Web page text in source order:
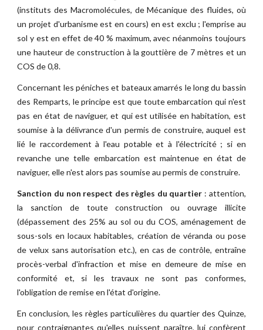
(instituts des Macromolécules, de Mécanique des fluides, où
un projet d'urbanisme est en cours) en est exclu ; l'emprise au
sol y est en effet de 40 % maximum, avec néanmoins toujours
une hauteur de construction à la gouttière de 7 mètres et un
COS de 0,8.
Concernant les péniches et bateaux amarrés le long du bassin
des Remparts, le principe est que toute embarcation qui n'est
pas en état de naviguer, et qui est utilisée en habitation, est
soumise à la délivrance d'un permis de construire, auquel est
lié le raccordement à l'eau potable et à l'électricité ; si en
revanche une telle embarcation est maintenue en état de
naviguer, elle n'est alors pas soumise au permis de construire.
Sanction du non respect des règles du quartier : attention,
la sanction de toute construction ou ouvrage illicite
(dépassement des 25% au sol ou du COS, aménagement de
sous-sols en locaux habitables, création de véranda ou pose
de velux sans autorisation etc.), en cas de contrôle, entraîne
procès-verbal d'infraction et mise en demeure de mise en
conformité et, si les travaux ne sont pas conformes,
l'obligation de remise en l'état d'origine.
En conclusion, les règles particulières du quartier des Quinze,
pour contraignantes qu'elles puissent paraître, lui confèrent